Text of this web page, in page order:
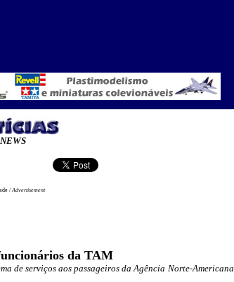
NEWS
/Advertisement
da TAM
de serviços aos passageiros da Agência Norte-Americana